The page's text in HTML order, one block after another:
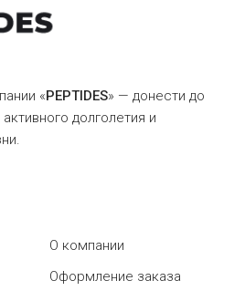
«PEPTIDES» — донести до
долголетия и
О компании
Оформление заказа